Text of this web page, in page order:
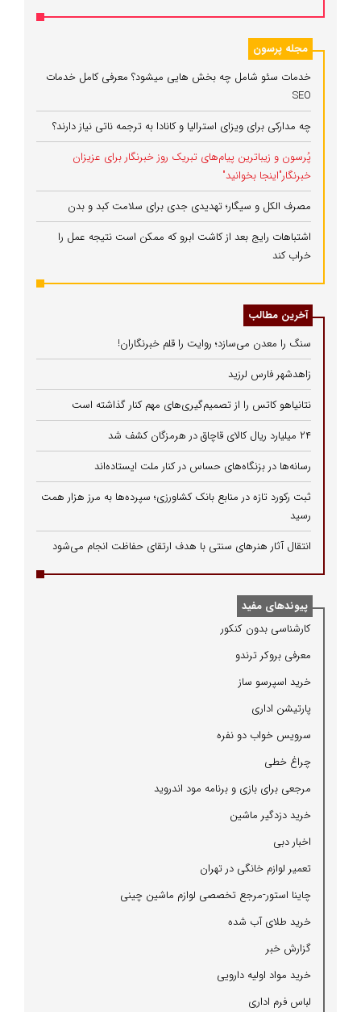
مجله پرسون
خدمات سئو شامل چه بخش هایی میشود؟ معرفی کامل خدمات
SEO
چه مدارکی برای ویزای استرالیا و کانادا به ترجمه ناتی نیاز دارند؟
پُرسون و زیباترین پیام‌های تبریک روز خبرنگار برای عزیزان
خبرنگار"اینجا بخوانید"
مصرف الکل و سیگار؛ تهدیدی جدی برای سلامت کبد و بدن
اشتباهات رایج بعد از کاشت ابرو که ممکن است نتیجه عمل را
خراب کند
آخرین مطالب
سنگ را معدن می‌سازد؛ روایت را قلم خبرنگاران!
زاهدشهر فارس لرزید
نتانیاهو کاتس را از تصمیم‌گیری‌های مهم کنار گذاشته است
۲۴ میلیارد ریال کالای قاچاق در هرمزگان کشف شد
رسانه‌ها در بزنگاه‌های حساس در کنار ملت ایستاده‌اند
ثبت رکورد تازه در منابع بانک کشاورزی؛ سپرده‌ها به مرز هزار همت
رسید
انتقال آثار هنرهای سنتی با هدف ارتقای حفاظت انجام می‌شود
پیوندهای مفید
كارشناسی بدون كنكور
معرفی بروكر ترندو
خرید اسپرسو ساز
پارتیشن اداری
سرویس خواب دو نفره
چراغ خطی
مرجعی برای بازی و برنامه مود اندروید
خرید دزدگیر ماشین
اخبار دبی
تعمیر لوازم خانگی در تهران
چاینا استور-مرجع تخصصی لوازم ماشین چینی
خرید طلای آب شده
گزارش خبر
خرید مواد اولیه دارویی
لباس فرم اداری